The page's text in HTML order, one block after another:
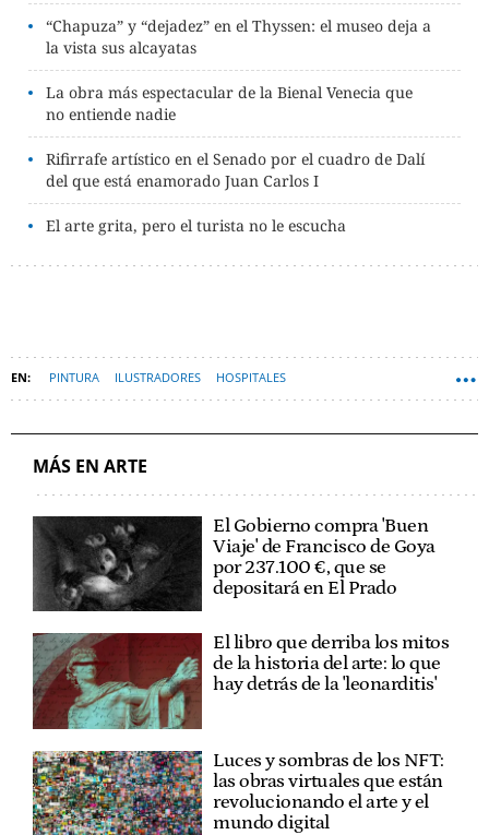
“Chapuza” y “dejadez” en el Thyssen: el museo deja a
la vista sus alcayatas
La obra más espectacular de la Bienal Venecia que
no entiende nadie
Rifirrafe artístico en el Senado por el cuadro de Dalí
del que está enamorado Juan Carlos I
El arte grita, pero el turista no le escucha
PINTURA ILUSTRADORES HOSPITALES
MÁS EN ARTE
El Gobierno compra 'Buen
Viaje' de Francisco de Goya
por 237.100 €, que se
depositará en El Prado
El libro que derriba los mitos
de la historia del arte: lo que
hay detrás de la 'leonarditis'
Luces y sombras de los NFT:
las obras virtuales que están
revolucionando el arte y el
mundo digital